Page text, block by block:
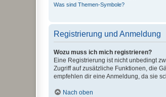
Was sind Themen-Symbole?
Registrierung und Anmeldung
Wozu muss ich mich registrieren?
Eine Registrierung ist nicht unbedingt
Zugriff auf zusätzliche Funktionen, die
empfehlen dir eine Anmeldung, da sie
Nach oben